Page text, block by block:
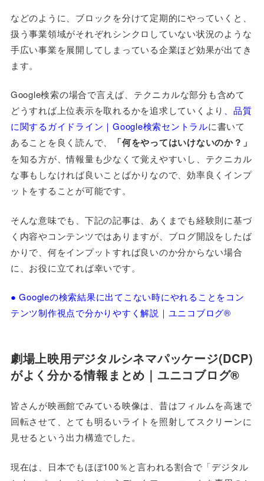
などのように、ブロックを分けて定期的にやっていくと、
扱う事業領域がそれぞれシンクロしていない状況のような
手広い事業を展開してしまっている企業ほど効果が出てき
ます。
Google検索の場合で言えば、テクニカルな部分も含めて
どうすれば上位表示を取れるかを追求していくより
、品質
に関するガイドライン｜Google検索セントラルに書いて
あることを良く読んで、
「何をやってはいけないのか？」
を知る方が、情報量も少なくて覚えやすいし、テクニカル
な事もしなければ良いことばかりなので、効率良くインプ
ットをすることが可能です。
そんな意味でも、下記の記事は、あくまでも経験則に基づ
く内容やコンテンツではありますが、ブログ開設をしたば
かりで、何をインプットすれば良いのか分からない場合
に、お役に立てれば幸いです。
● Googleの検索結果に出てこない時にやれることをコン
テンツ制作視点で分かりやすく解説｜ユニコブログ®
劇場上映用デジタルシネマパッケージ(DCP)
がよく分かる情報まとめ｜ユニコブログ®
皆さんが映画館でみている映像は、昔はフィルムを高速で
回転させて、とても明るいライトを照射してスクリーンに
見せるという出力構造でした。
現在は、日本でもほぼ100％と言われる割合で「デジタル